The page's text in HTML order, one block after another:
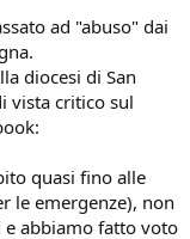
ad "abuso" dai
diocesi di San
vista critico sul
quasi fino alle
le emergenze), non
e abbiamo fatto voto